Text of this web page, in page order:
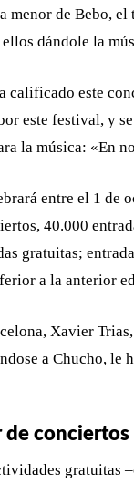
menor de Bebo, el
dándole la
calificado este
este festival, y
la música: «En
entre el 1 de
40.000
gratuitas;
a la anterior
Xavier
a Chucho, le
de conciertos
gratuitas